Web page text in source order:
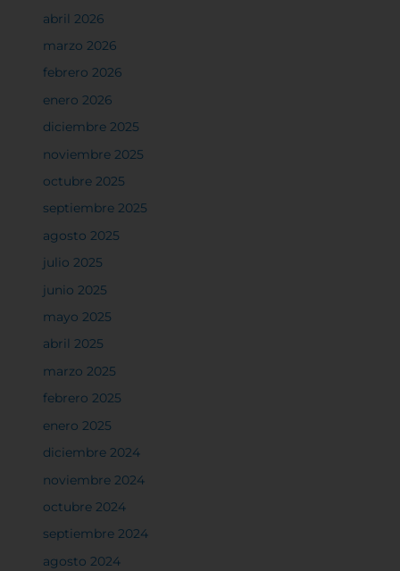
abril 2026
marzo 2026
febrero 2026
enero 2026
diciembre 2025
noviembre 2025
octubre 2025
septiembre 2025
agosto 2025
julio 2025
junio 2025
mayo 2025
abril 2025
marzo 2025
febrero 2025
enero 2025
diciembre 2024
noviembre 2024
octubre 2024
septiembre 2024
agosto 2024